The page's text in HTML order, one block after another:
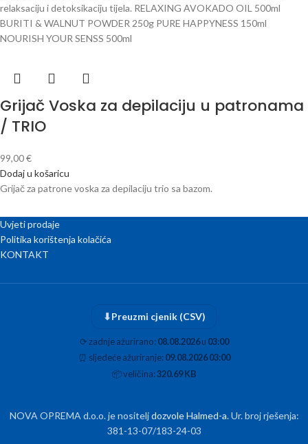
relaksaciju i detoksikaciju tijela. RELAXING AVOKADO OIL 500ml
BURITI & WALNUT POWDER 250g PURE HAPPYNESS 150ml
NOURISH YOUR SENSS 500ml
Grijač Voska za depilaciju u patronama
/ TRIO
99,00€
Dodaj u košaricu
Grijač za patrone voska za depilaciju trio sa bazom.
Uvjeti prodaje
Politika korištenja kolačića
KONTAKT
⬇Preuzmi cjenik (CSV)
⟳zadnje ažurirano:08.08.2026u 03:00
⏰ sljedeće ažuriranje:09.08.2026 03:00
📦veličina:320.69 KB
NOVA OPREMA d.o.o. je nositeljdozvole Halmed-a. Ur. broj rješenja:
381-13-07/183-24-03